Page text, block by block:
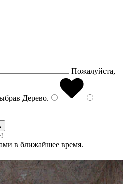
Пожалуйста,
Дерево.
в ближайшее время.